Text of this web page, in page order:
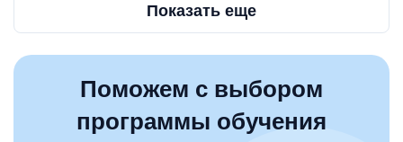
Показать еще
Поможем с выбором
программы обучения